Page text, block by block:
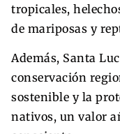
tropicales,
de mariposas y
Además, Santa
conservación
sostenible y la
nativos, un valor